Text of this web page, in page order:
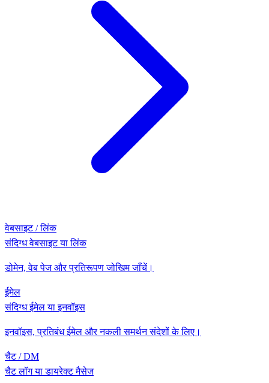
वेबसाइट / लिंक
संदिग्ध वेबसाइट या लिंक
डोमेन, वेब पेज और प्रतिरूपण जोखिम जाँचें।
ईमेल
संदिग्ध ईमेल या इनवॉइस
इनवॉइस, प्रतिबंध ईमेल और नकली समर्थन संदेशों के लिए।
चैट / DM
चैट लॉग या डायरेक्ट मैसेज